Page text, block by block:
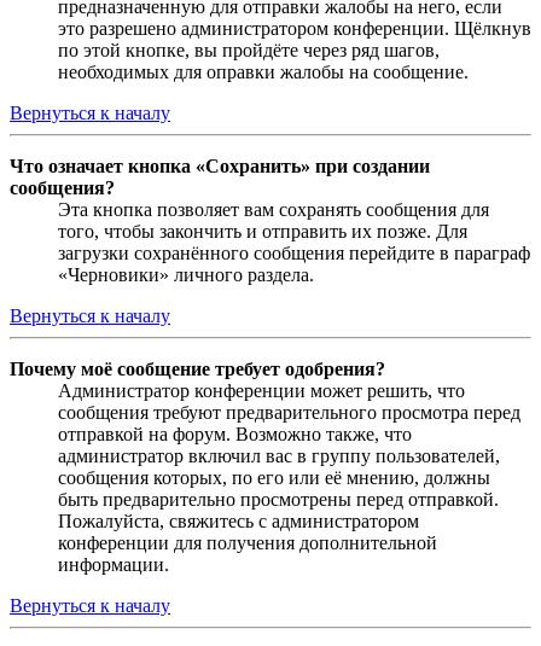
предназначенную для отправки жалобы на него, если
это разрешено администратором конференции. Щёлкнув
по этой кнопке, вы пройдёте через ряд шагов,
необходимых для оправки жалобы на сообщение.
Вернуться к началу
Что означает кнопка «Сохранить» при создании
сообщения?
Эта кнопка позволяет вам сохранять сообщения для
того, чтобы закончить и отправить их позже. Для
загрузки сохранённого сообщения перейдите в параграф
«Черновики» личного раздела.
Вернуться к началу
Почему моё сообщение требует одобрения?
Администратор конференции может решить, что
сообщения требуют предварительного просмотра перед
отправкой на форум. Возможно также, что
администратор включил вас в группу пользователей,
сообщения которых, по его или её мнению, должны
быть предварительно просмотрены перед отправкой.
Пожалуйста, свяжитесь с администратором
конференции для получения дополнительной
информации.
Вернуться к началу